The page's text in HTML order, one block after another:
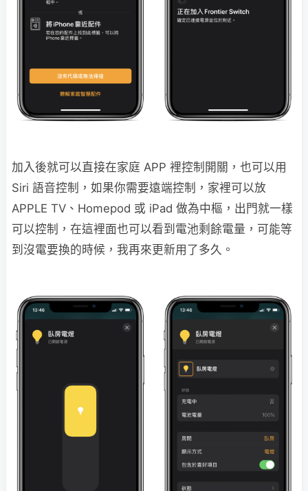
加入後就可以直接在家庭 APP 裡控制開關，也可以用
Siri 語音控制，如果你需要遠端控制，家裡可以放
APPLE TV、Homepod 或 iPad 做為中樞，出門就一樣
可以控制，在這裡面也可以看到電池剩餘電量，可能等
到沒電要換的時候，我再來更新用了多久。